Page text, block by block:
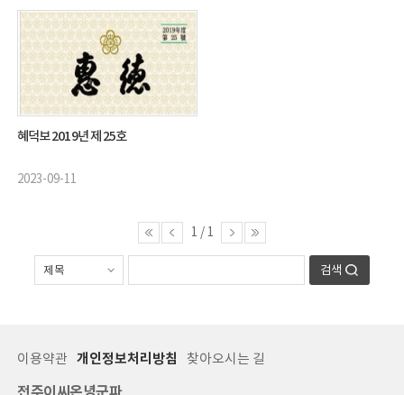
혜덕보 2019년 제 25호
2023-09-11
1 / 1
검색
이용약관 개인정보처리방침 찾아오시는 길